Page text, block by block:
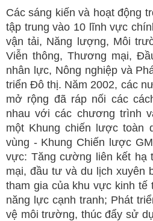
Các sáng kiến và hoạt động
tập trung vào 10 lĩnh vực
vận tải, Năng lượng, Môi
Viễn thông, Thương mại,
nhân lực, Nông nghiệp và
triển Đô thị. Năm 2002, các
mở rộng đã ráp nối các
nhau với các chương trình
một Khung chiến lược toàn
vùng - Khung Chiến lược
vực: Tăng cường liên kết hạ
mại, đầu tư và du lịch xuyên
tham gia của khu vực kinh
năng lực cạnh tranh; Phát
vệ môi trường, thúc đẩy sử